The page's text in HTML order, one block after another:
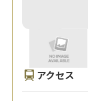
アクセス